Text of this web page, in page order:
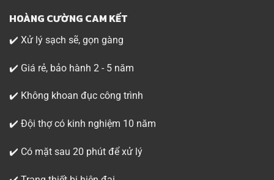
HOÀNG CƯỜNG CAM KẾT
✔️ Xử lý sạch sẽ, gọn gàng
✔️ Giá rẻ, bảo hành 2 - 5 năm
✔️ Không khoan đục công trình
✔️ Đội thợ có kinh nghiệm 10 năm
✔️ Có mặt sau 20 phút để xử lý